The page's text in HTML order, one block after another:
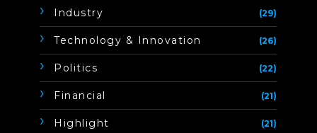
Industry (29)
Technology & Innovation (26)
Politics (22)
Financial (21)
Highlight (21)